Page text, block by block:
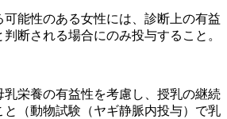
能性のある女性には、診断上の有益
断される場合にのみ投与すること。
栄養の有益性を考慮し、授乳の継続
と（動物試験（ヤギ静脈内投与）で乳